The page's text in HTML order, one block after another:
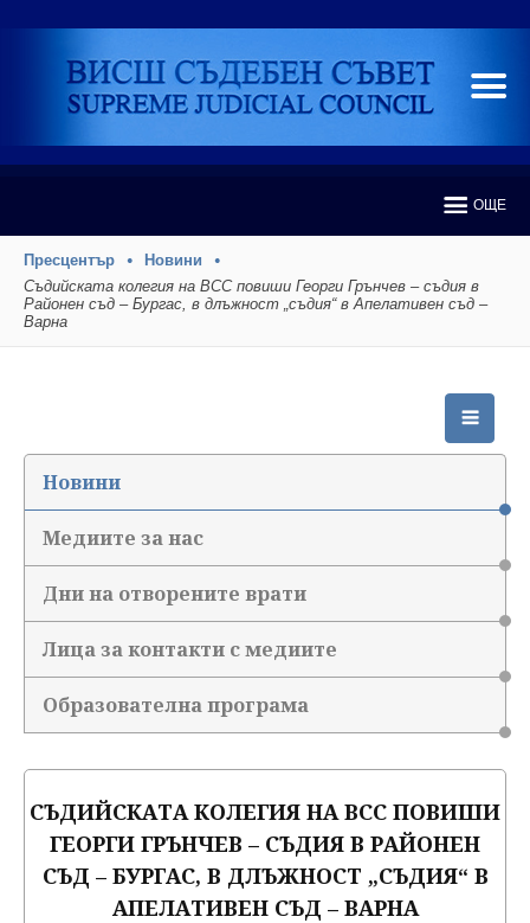
ОЩЕ
Пресцентър
Новини
Съдийската колегия на ВСС повиши Георги Грънчев – съдия в
Районен съд – Бургас, в длъжност „съдия“ в Апелативен съд –
Варна
Новини
Медиите за нас
Дни на отворените врати
Лица за контакти с медиите
Образователна програма
СЪДИЙСКАТА КОЛЕГИЯ НА ВСС ПОВИШИ
ГЕОРГИ ГРЪНЧЕВ – СЪДИЯ В РАЙОНЕН
СЪД – БУРГАС, В ДЛЪЖНОСТ „СЪДИЯ“ В
АПЕЛАТИВЕН СЪД – ВАРНА